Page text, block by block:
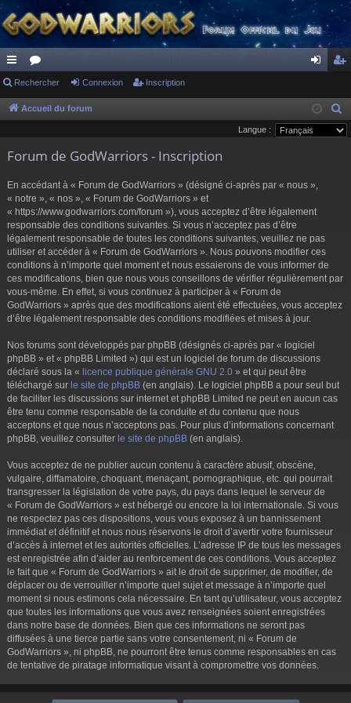
ac
co
ci
or
u
s
ne cri
pti
Rechercher Connexion Inscription
Accueil du forum
e
Langue :
Forum de GodWarriors - Inscription
En accédant à « Forum de GodWarriors » (désigné ci-après par « nous »,
« notre », « nos », « Forum de GodWarriors » et
« https://www.godwarriors.com/forum »), vous acceptez d’être légalement
responsable des conditions suivantes. Si vous n’acceptez pas d’être
légalement responsable de toutes les conditions suivantes, veuillez ne pas
utiliser et accéder à « Forum de GodWarriors ». Nous pouvons modifier ces
conditions à n’importe quel moment et nous essaierons de vous informer de
ces modifications, bien que nous vous conseillons de vérifier régulièrement par
vous-même. En effet, si vous continuez à participer à « Forum de
GodWarriors » après que des modifications aient été effectuées, vous acceptez
d’être légalement responsable des conditions modifiées et mises à jour.
Nos forums sont développés par phpBB (désignés ci-après par « logiciel
phpBB » et « phpBB Limited ») qui est un logiciel de forum de discussions
déclaré sous la « licence publique générale GNU 2.0 » et qui peut être
téléchargé sur le site de phpBB (en anglais). Le logiciel phpBB a pour seul but
de faciliter les discussions sur internet et phpBB Limited ne peut en aucun cas
être tenu comme responsable de la conduite et du contenu que nous
acceptons et que nous n’acceptons pas. Pour plus d’informations concernant
phpBB, veuillez consulter le site de phpBB (en anglais).
Vous acceptez de ne publier aucun contenu à caractère abusif, obscène,
vulgaire, diffamatoire, choquant, menaçant, pornographique, etc. qui pourrait
transgresser la législation de votre pays, du pays dans lequel le serveur de
« Forum de GodWarriors » est hébergé ou encore la loi internationale. Si vous
ne respectez pas ces dispositions, vous vous exposez à un bannissement
immédiat et définitif et nous nous réservons le droit d’avertir votre fournisseur
d’accès à internet et les autorités officielles. L’adresse IP de tous les messages
est enregistrée afin d’aider au renforcement de ces conditions. Vous acceptez
le fait que « Forum de GodWarriors » ait le droit de supprimer, de modifier, de
déplacer ou de verrouiller n’importe quel sujet et message à n’importe quel
moment si nous estimons cela nécessaire. En tant qu’utilisateur, vous acceptez
que toutes les informations que vous avez renseignées soient enregistrées
dans notre base de données. Bien que ces informations ne seront pas
diffusées à une tierce partie sans votre consentement, ni « Forum de
GodWarriors », ni phpBB, ne pourront être tenus comme responsables en cas
de tentative de piratage informatique visant à compromettre vos données.